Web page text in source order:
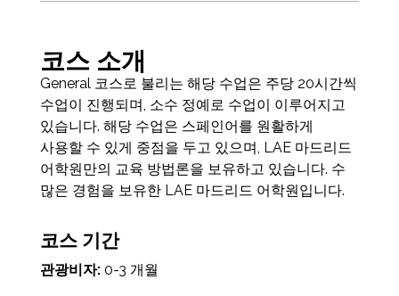
코스 소개
General 코스로 불리는 해당 수업은 주당 20시간씩
수업이 진행되며, 소수 정예로 수업이 이루어지고
있습니다. 해당 수업은 스페인어를 원활하게
사용할 수 있게 중점을 두고 있으며, LAE 마드리드
어학원만의 교육 방법론을 보유하고 있습니다. 수
많은 경험을 보유한 LAE 마드리드 어학원입니다.
코스 기간
관광비자:0-3 개월